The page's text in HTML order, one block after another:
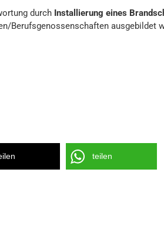
durch Installierung eines
Berufsgenossenschaften ausgebildet
teilen